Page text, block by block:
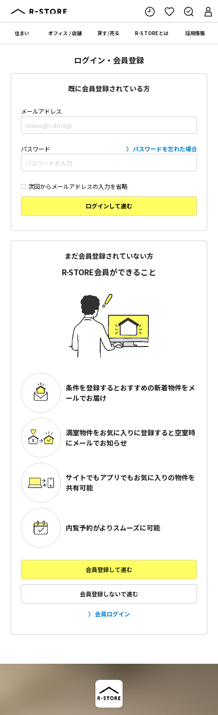
住まい オフィス /店舗 貸す/売る R-STOREとは 採用情報
ログイン・会員登録
既に会員登録されている方
メールアドレス
パスワード パスワードを忘れた場合
次回からメールアドレスの入力を省略
ログインして進む
まだ会員登録されていない方
R-STORE会員ができること
条件を登録するとおすすめの新着物件をメ
ールでお届け
満室物件をお気に入りに登録すると空室時
にメールでお知らせ
サイトでもアプリでもお気に入りの物件を
共有可能
内覧予約がよりスムーズに可能
会員登録して進む
会員登録しないで進む
会員ログイン